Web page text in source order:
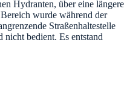
Hydranten, über eine längere
wurde während der
Straßenhaltestelle
bedient. Es entstand